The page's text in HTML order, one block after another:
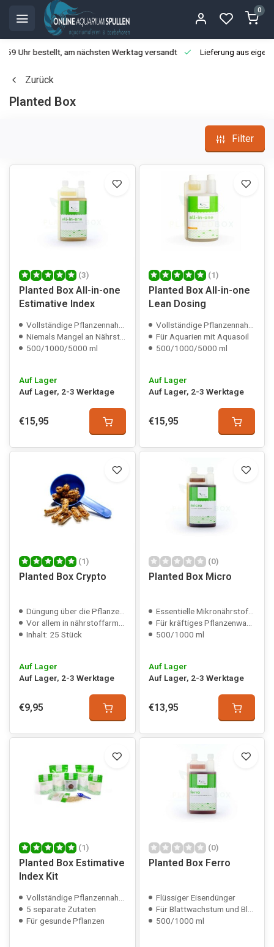
0
Uhr bestellt, am nächsten Werktag versandt Lieferung aus
Zurück
Planted Box
Filter
(3)
Planted Box All-in-one
Estimative Index
Vollständige Pflanzennahrung
Niemals Mangel an Nährstoffen
500/1000/5000 ml
Auf Lager
Auf Lager, 2-3 Werktage
€15,95
(1)
Planted Box All-in-one
Lean Dosing
Vollständige Pflanzennahrung
Für Aquarien mit Aquasoil
500/1000/5000 ml
Auf Lager
Auf Lager, 2-3 Werktage
€15,95
(1)
Planted Box Crypto
Düngung über die Pflanzenwurzeln
Vor allem in nährstoffarmem Boden
Inhalt: 25 Stück
Auf Lager
Auf Lager, 2-3 Werktage
€9,95
(0)
Planted Box Micro
Essentielle Mikronährstoffe
Für kräftiges Pflanzenwachstum
500/1000 ml
Auf Lager
Auf Lager, 2-3 Werktage
€13,95
(1)
Planted Box Estimative
Index Kit
Vollständige Pflanzennahrung
5 separate Zutaten
Für gesunde Pflanzen
(0)
Planted Box Ferro
Flüssiger Eisendünger
Für Blattwachstum und Blattfarbe
500/1000 ml